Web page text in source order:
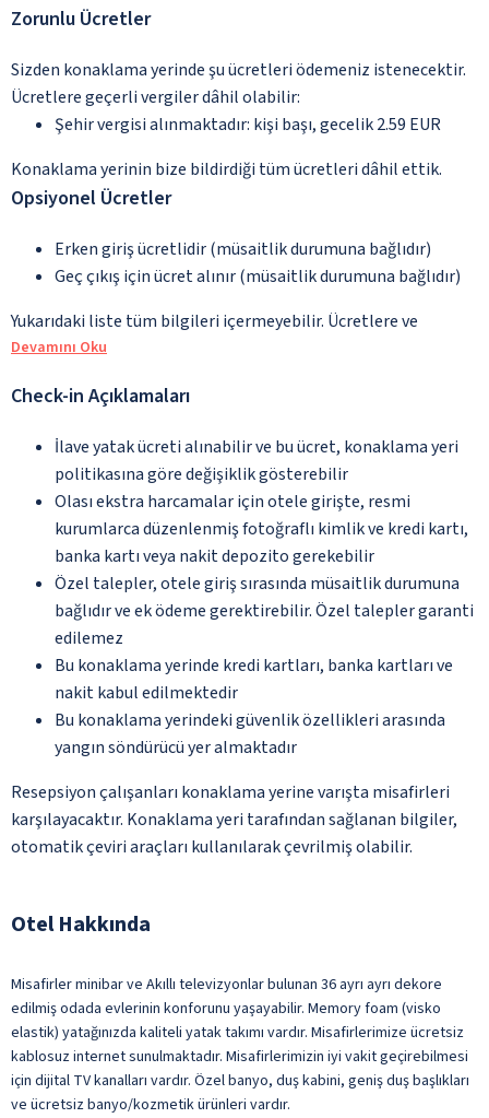
Zorunlu Ücretler
Sizden konaklama yerinde şu ücretleri ödemeniz istenecektir.
Ücretlere geçerli vergiler dâhil olabilir:
Şehir vergisi alınmaktadır: kişi başı, gecelik 2.59 EUR
Konaklama yerinin bize bildirdiği tüm ücretleri dâhil ettik.
Opsiyonel Ücretler
Erken giriş ücretlidir (müsaitlik durumuna bağlıdır)
Geç çıkış için ücret alınır (müsaitlik durumuna bağlıdır)
Yukarıdaki liste tüm bilgileri içermeyebilir. Ücretlere ve
Devamını Oku
Check-in Açıklamaları
İlave yatak ücreti alınabilir ve bu ücret, konaklama yeri
politikasına göre değişiklik gösterebilir
Olası ekstra harcamalar için otele girişte, resmi
kurumlarca düzenlenmiş fotoğraflı kimlik ve kredi kartı,
banka kartı veya nakit depozito gerekebilir
Özel talepler, otele giriş sırasında müsaitlik durumuna
bağlıdır ve ek ödeme gerektirebilir. Özel talepler garanti
edilemez
Bu konaklama yerinde kredi kartları, banka kartları ve
nakit kabul edilmektedir
Bu konaklama yerindeki güvenlik özellikleri arasında
yangın söndürücü yer almaktadır
Resepsiyon çalışanları konaklama yerine varışta misafirleri
karşılayacaktır. Konaklama yeri tarafından sağlanan bilgiler,
otomatik çeviri araçları kullanılarak çevrilmiş olabilir.
Otel Hakkında
Misafirler minibar ve Akıllı televizyonlar bulunan 36 ayrı ayrı dekore
edilmiş odada evlerinin konforunu yaşayabilir. Memory foam (visko
elastik) yatağınızda kaliteli yatak takımı vardır. Misafirlerimize ücretsiz
kablosuz internet sunulmaktadır. Misafirlerimizin iyi vakit geçirebilmesi
için dijital TV kanalları vardır. Özel banyo, duş kabini, geniş duş başlıkları
ve ücretsiz banyo/kozmetik ürünleri vardır.